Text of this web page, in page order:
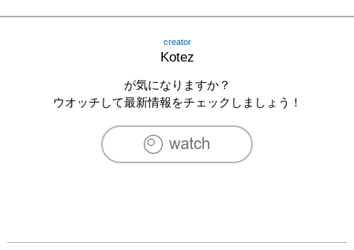
creator
Kotez
が気になりますか？
ウオッチして最新情報をチェックしましょう！